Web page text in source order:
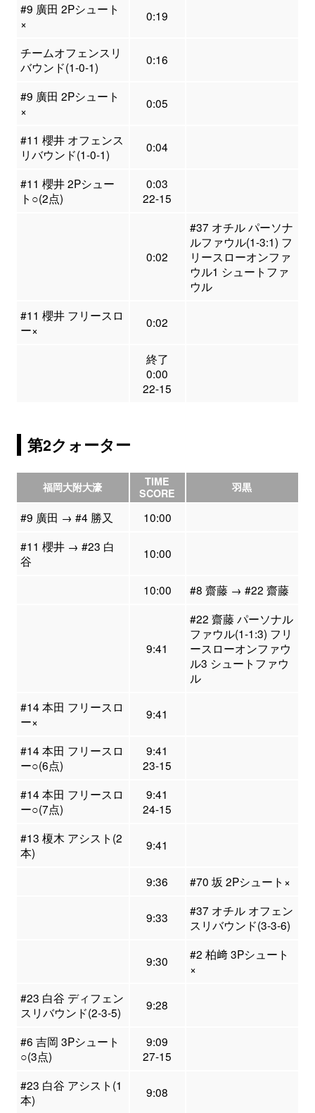
#9 廣田 2Pシュート
×
0:19
チームオフェンスリ
バウンド(1-0-1)
0:16
#9 廣田 2Pシュート
×
0:05
#11 櫻井 オフェンス
リバウンド(1-0-1)
0:04
#11 櫻井 2Pシュー
ト○(2点)
0:03
22-15
0:02
#37 オチル パーソナ
ルファウル(1-3:1) フ
リースローオンファ
ウル1 シュートファ
ウル
#11 櫻井 フリースロ
ー×
0:02
終了
0:00
22-15
第2クォーター
福岡大附大濠
TIME
SCORE
羽黒
#9 廣田 → #4 勝又
10:00
#11 櫻井 → #23 白
谷
10:00
10:00 #8 齋藤 → #22 齋藤
9:41
#22 齋藤 パーソナル
ファウル(1-1:3) フリ
ースローオンファウ
ル3 シュートファウ
ル
#14 本田 フリースロ
ー×
9:41
#14 本田 フリースロ
ー○(6点)
9:41
23-15
#14 本田 フリースロ
ー○(7点)
9:41
24-15
#13 榎木 アシスト(2
本)
9:41
9:36 #70 坂 2Pシュート×
9:33
#37 オチル オフェン
スリバウンド(3-3-6)
9:30
#2 柏﨑 3Pシュート
×
#23 白谷 ディフェン
スリバウンド(2-3-5)
9:28
#6 吉岡 3Pシュート
○(3点)
9:09
27-15
#23 白谷 アシスト(1
本)
9:08